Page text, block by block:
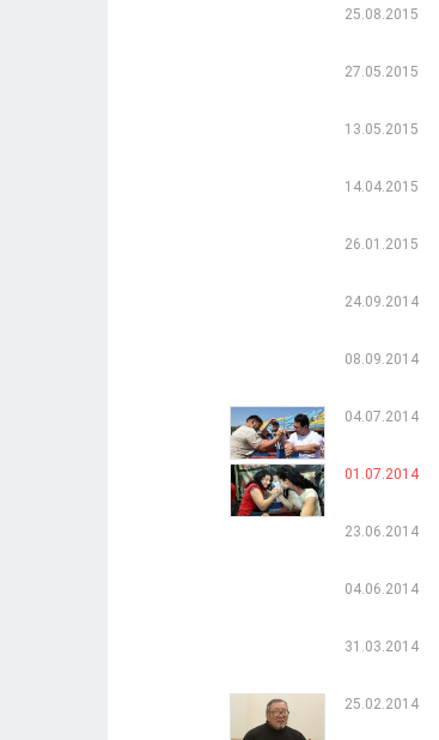
25.08.2015
27.05.2015
13.05.2015
14.04.2015
26.01.2015
24.09.2014
08.09.2014
04.07.2014
01.07.2014
23.06.2014
04.06.2014
31.03.2014
25.02.2014